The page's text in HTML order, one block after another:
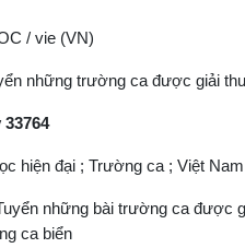
/ vie (VN)
những trường ca được giải
33764
hiện đại ; Trường ca ; Việt Nam
những bài trường ca được
ca biển